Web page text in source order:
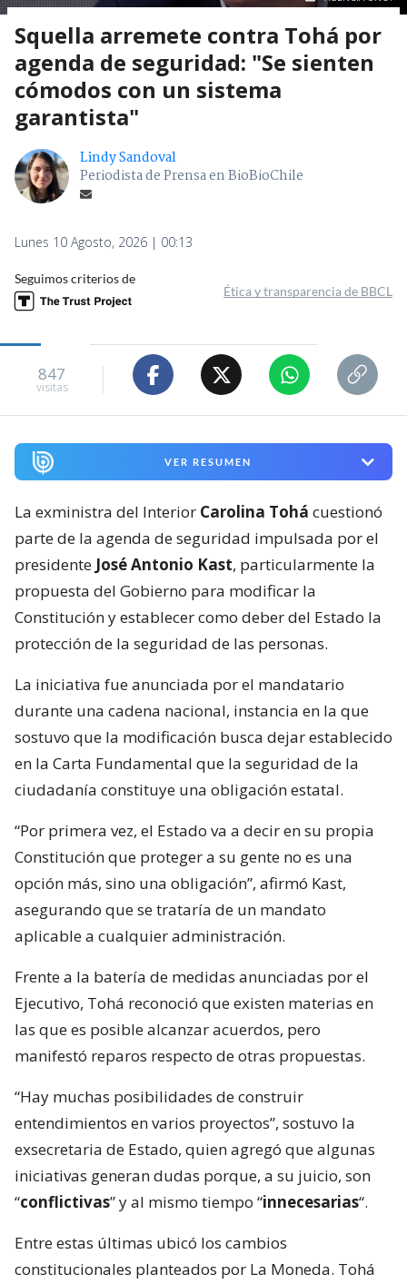
Squella arremete contra Tohá por
agenda de seguridad: "Se sienten
cómodos con un sistema
garantista"
Lindy Sandoval
Periodista de Prensa en BioBioChile
Lunes 10 Agosto, 2026 | 00:13
Seguimos criterios de
Ética y transparencia de BBCL
847
visitas
VER RESUMEN
La exministra del Interior Carolina Tohá cuestionó
parte de la agenda de seguridad impulsada por el
presidente José Antonio Kast, particularmente la
propuesta del Gobierno para modificar la
Constitución y establecer como deber del Estado la
protección de la seguridad de las personas.
La iniciativa fue anunciada por el mandatario
durante una cadena nacional, instancia en la que
sostuvo que la modificación busca dejar establecido
en la Carta Fundamental que la seguridad de la
ciudadanía constituye una obligación estatal.
“Por primera vez, el Estado va a decir en su propia
Constitución que proteger a su gente no es una
opción más, sino una obligación”, afirmó Kast,
asegurando que se trataría de un mandato
aplicable a cualquier administración.
Frente a la batería de medidas anunciadas por el
Ejecutivo, Tohá reconoció que existen materias en
las que es posible alcanzar acuerdos, pero
manifestó reparos respecto de otras propuestas.
“Hay muchas posibilidades de construir
entendimientos en varios proyectos”, sostuvo la
exsecretaria de Estado, quien agregó que algunas
iniciativas generan dudas porque, a su juicio, son
“conflictivas” y al mismo tiempo “innecesarias“.
Entre estas últimas ubicó los cambios
constitucionales planteados por La Moneda. Tohá